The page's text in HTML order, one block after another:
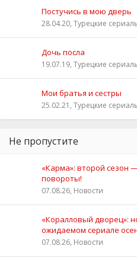
Постучись в мою дверь
28.04.20, Турецкие
Дочь посла
19.07.19, Турецкие
Мои братья и сестры
25.02.21, Турецкие
Не пропустите
«Карма»: второй сезон
повороты!
07.08.26, Новости
«Коралловый дворец»:
ожидаемом сериале
07.08.26, Новости